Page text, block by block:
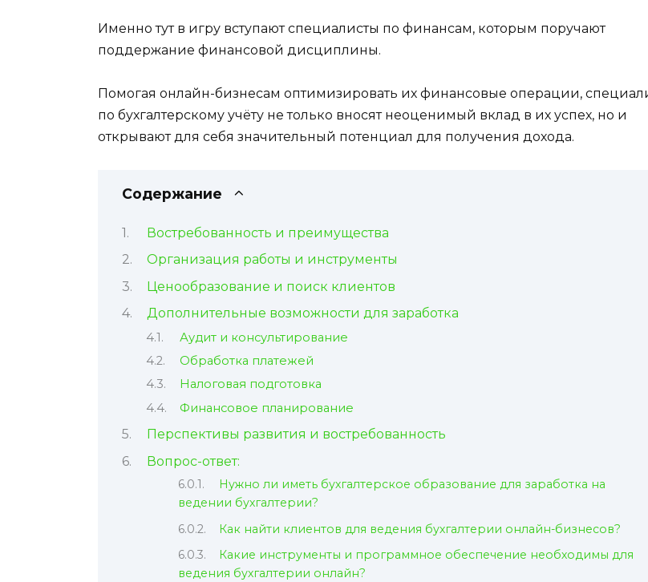
Именно тут в игру вступают специалисты по финансам, которым поручают
поддержание финансовой дисциплины.
Помогая онлайн-бизнесам оптимизировать их финансовые операции,
по бухгалтерскому учёту не только вносят неоценимый вклад в их успех, но и
открывают для себя значительный потенциал для получения дохода.
Содержание
Востребованность и преимущества
Организация работы и инструменты
Ценообразование и поиск клиентов
Дополнительные возможности для заработка
Аудит и консультирование
Обработка платежей
Налоговая подготовка
Финансовое планирование
Перспективы развития и востребованность
Вопрос-ответ:
Нужно ли иметь бухгалтерское образование для заработка на
ведении бухгалтерии?
Как найти клиентов для ведения бухгалтерии онлайн-бизнесов?
Какие инструменты и программное обеспечение необходимы для
ведения бухгалтерии онлайн?